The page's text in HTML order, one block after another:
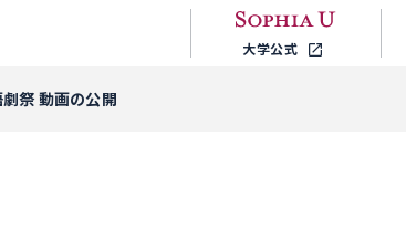
大学公式
祭 動画の公開